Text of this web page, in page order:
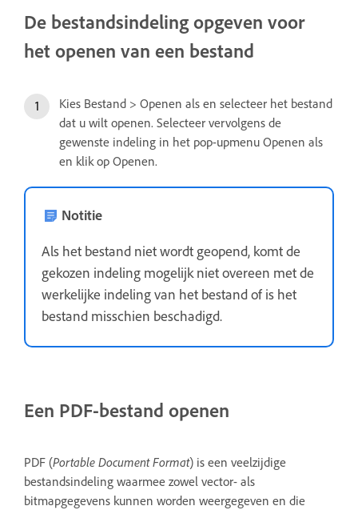
De bestandsindeling opgeven voor
het openen van een bestand
Kies Bestand > Openen als en selecteer het bestand
dat u wilt openen. Selecteer vervolgens de
gewenste indeling in het pop-upmenu Openen als
en klik op Openen.
Notitie
Als het bestand niet wordt geopend, komt de
gekozen indeling mogelijk niet overeen met de
werkelijke indeling van het bestand of is het
bestand misschien beschadigd.
Een PDF-bestand openen
PDF (Portable Document Format) is een veelzijdige
bestandsindeling waarmee zowel vector- als
bitmapgegevens kunnen worden weergegeven en die